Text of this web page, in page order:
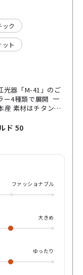
ック
ット
で
ド 50
ファッショナブル
大きめ
ゆったり